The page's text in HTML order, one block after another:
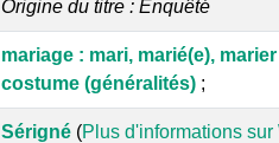
Origine du titre : Enquêté
mariage : mari, marié(e), marier
costume (généralités) ;
Sérigné (Plus d'informations